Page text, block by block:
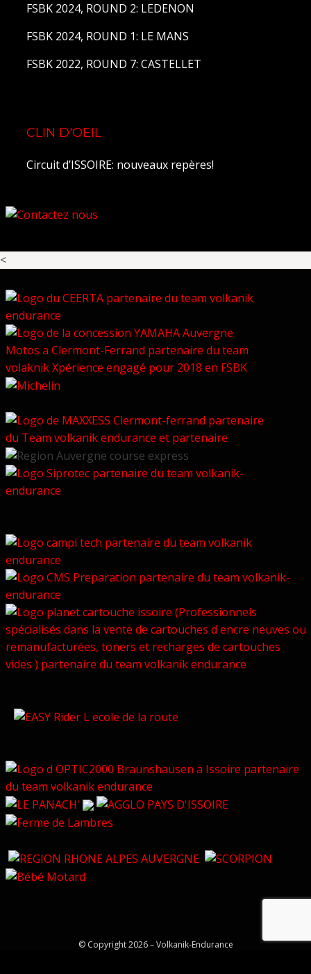
FSBK 2024, ROUND 2: LEDENON
FSBK 2024, ROUND 1: LE MANS
FSBK 2022, ROUND 7: CASTELLET
CLIN D'OEIL
Circuit d’ISSOIRE: nouveaux repères!
<
© Copyright 2026 –Volkanik-Endurance